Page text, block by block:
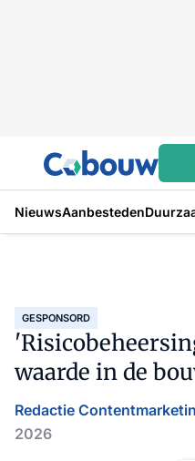
NieuwsAanbesteden
GESPONSORD
waarde in de
Redactie
2026